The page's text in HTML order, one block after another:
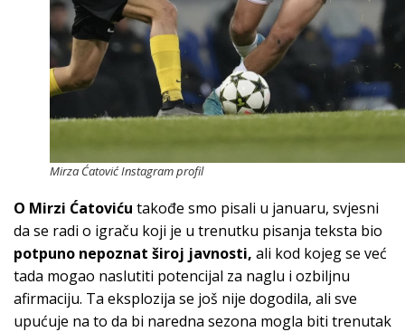
Mirza Ćatović Instagram profil
O Mirzi Ćatoviću takođe smo pisali u januaru, svjesni
da se radi o igraču koji je u trenutku pisanja teksta bio
potpuno nepoznat široj javnosti, ali kod kojeg se već
tada mogao naslutiti potencijal za naglu i ozbiljnu
afirmaciju. Ta eksplozija se još nije dogodila, ali sve
upućuje na to da bi naredna sezona mogla biti trenutak